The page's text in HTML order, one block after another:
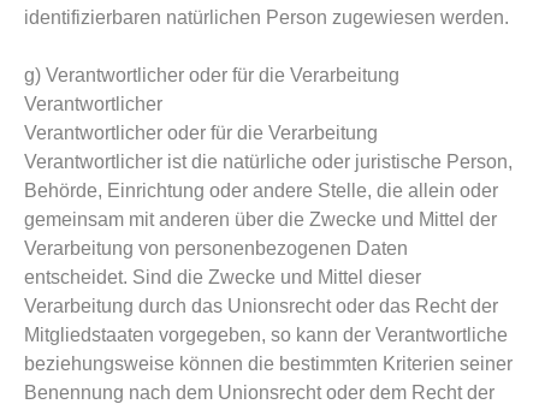
identifizierbaren natürlichen Person zugewiesen werden.
g) Verantwortlicher oder für die Verarbeitung
Verantwortlicher
Verantwortlicher oder für die Verarbeitung
Verantwortlicher ist die natürliche oder juristische Person,
Behörde, Einrichtung oder andere Stelle, die allein oder
gemeinsam mit anderen über die Zwecke und Mittel der
Verarbeitung von personenbezogenen Daten
entscheidet. Sind die Zwecke und Mittel dieser
Verarbeitung durch das Unionsrecht oder das Recht der
Mitgliedstaaten vorgegeben, so kann der Verantwortliche
beziehungsweise können die bestimmten Kriterien seiner
Benennung nach dem Unionsrecht oder dem Recht der